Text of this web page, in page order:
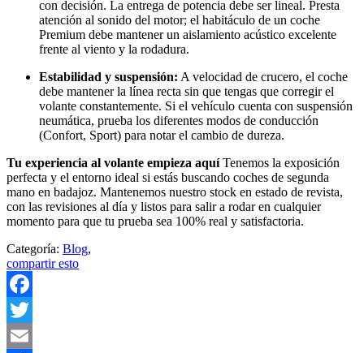
con decisión. La entrega de potencia debe ser lineal. Presta
atención al sonido del motor; el habitáculo de un coche
Premium debe mantener un aislamiento acústico excelente
frente al viento y la rodadura.
Estabilidad y suspensión: A velocidad de crucero, el coche
debe mantener la línea recta sin que tengas que corregir el
volante constantemente. Si el vehículo cuenta con suspensión
neumática, prueba los diferentes modos de conducción
(Confort, Sport) para notar el cambio de dureza.
Tu experiencia al volante empieza aquíTenemos la exposición
perfecta y el entorno ideal si estás buscando coches de segunda
mano en badajoz. Mantenemos nuestro stock en estado de revista,
con las revisiones al día y listos para salir a rodar en cualquier
momento para que tu prueba sea 100% real y satisfactoria.
Categoría: Blog,
compartir esto
Facebook
Twitter